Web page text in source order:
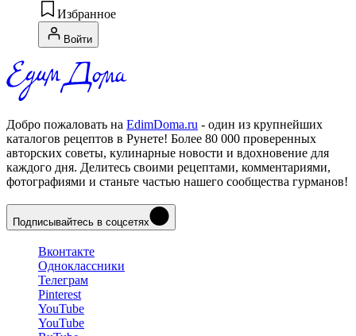
Избранное
Войти
Добро пожаловать на EdimDoma.ru - один из крупнейших
каталогов рецептов в Рунете! Более 80 000 проверенных
авторских советы, кулинарные новости и вдохновение для
каждого дня. Делитесь своими рецептами, комментариями,
фотографиями и станьте частью нашего сообщества гурманов!
Подписывайтесь в соцсетях
Вконтакте
Одноклассники
Телеграм
Pinterest
YouTube
YouTube